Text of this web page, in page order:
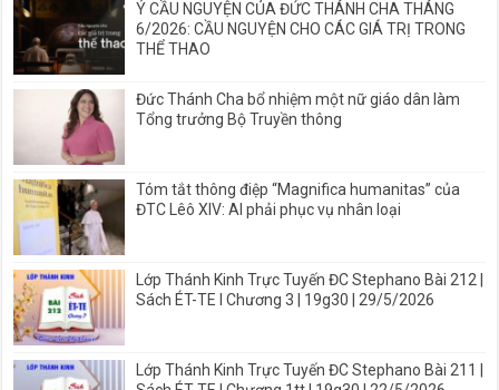
Ý CẦU NGUYỆN CỦA ĐỨC THÁNH CHA THÁNG
6/2026: CẦU NGUYỆN CHO CÁC GIÁ TRỊ TRONG
THỂ THAO
Đức Thánh Cha bổ nhiệm một nữ giáo dân làm
Tổng trưởng Bộ Truyền thông
Tóm tắt thông điệp “Magnifica humanitas” của
ĐTC Lêô XIV: AI phải phục vụ nhân loại
Lớp Thánh Kinh Trực Tuyến ĐC Stephano Bài 212 |
Sách ÉT-TE I Chương 3 | 19g30 | 29/5/2026
Lớp Thánh Kinh Trực Tuyến ĐC Stephano Bài 211 |